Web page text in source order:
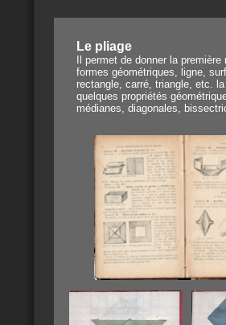
Le pliage
Il permet de donner la
formes géométriques, ligne,
rectangle, carré, triangle, etc.
quelques propriétés
médianes, diagonales,